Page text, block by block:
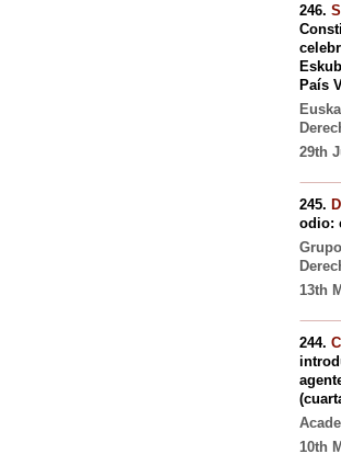
246.
País
29th
245.
odio:
13th
244.
10th